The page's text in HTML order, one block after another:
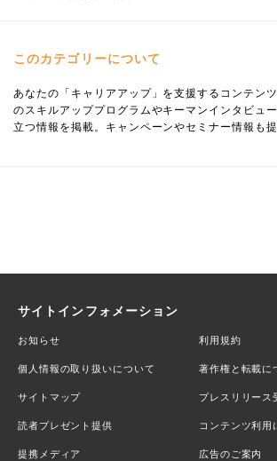
このカテゴリーについて
あなたの「キャリアアップ」を支援するコンテン
のスキルアッププログラムやキーマンインタビュ
立つ情報を掲載。キャンペーンやセミナー情報も提
サイトインフォメーション
お知らせ 利用規約
個人情報の取り扱いについて 著作権と転載に
サイトマップ プレスリリース
読者プレゼント提供 コンテンツ利用
提携メディア 広告のご案内